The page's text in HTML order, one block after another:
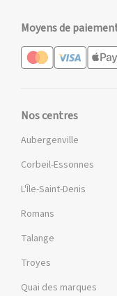
Moyens de
Nos centres
Aubergenville
Corbeil-Essonnes
L'Île-Saint-Denis
Romans
Talange
Troyes
Quai des marques